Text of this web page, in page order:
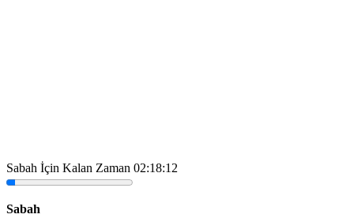
Sabah İçin Kalan Zaman 02:18:12
Sabah